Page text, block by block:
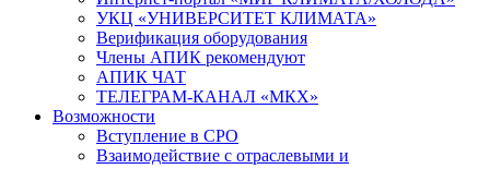
УКЦ «УНИВЕРСИТЕТ КЛИМАТА»
Верификация оборудования
Члены АПИК рекомендуют
АПИК ЧАТ
ТЕЛЕГРАМ-КАНАЛ «МКХ»
Возможности
Вступление в СРО
Взаимодействие с отраслевыми и